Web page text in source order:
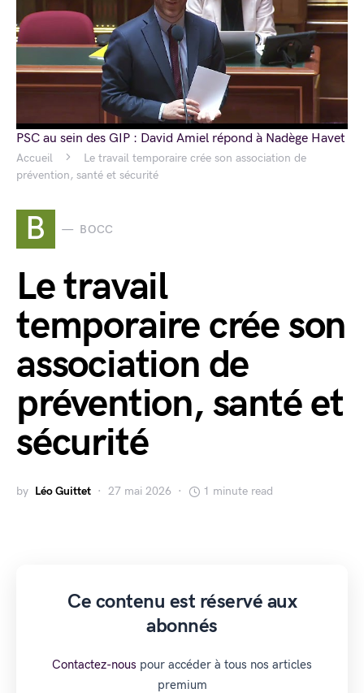
Accueil
Le travail temporaire crée son association de
prévention, santé et sécurité
B BOCC
Le travail
temporaire crée son
association de
prévention, santé et
sécurité
by Léo Guittet 27 mai 2026 1 minute read
Ce contenu est réservé aux
abonnés
Contactez-nous pour accéder à tous nos articles
premium
PSC au sein des GIP : David Amiel répond à Nadège Havet